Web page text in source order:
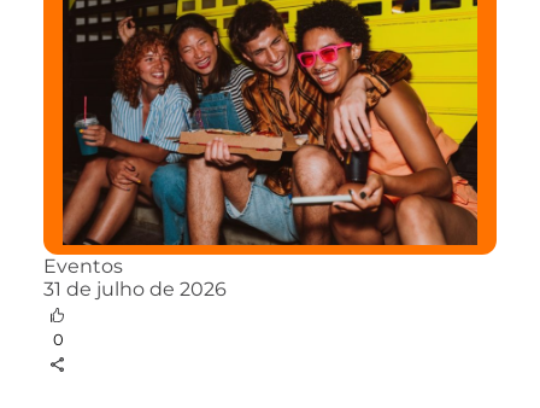
Eventos
31 de julho de 2026
0